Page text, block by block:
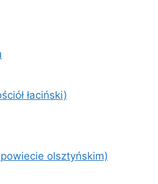
łaciński)
olsztyńskim)